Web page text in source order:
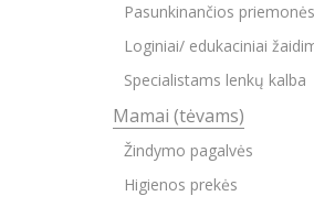
Pasunkinančios priemonės
Loginiai/ edukaciniai
Specialistams lenkų kalba
Mamai (tėvams)
Žindymo pagalvės
Higienos prekės